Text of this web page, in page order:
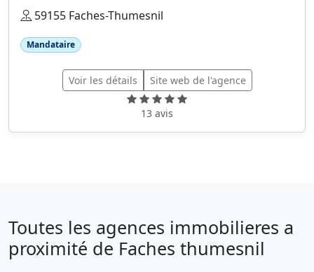
59155 Faches-Thumesnil
Mandataire
Voir les détails Site web de l'agence
13 avis
Toutes les agences immobilieres a
proximité de Faches thumesnil